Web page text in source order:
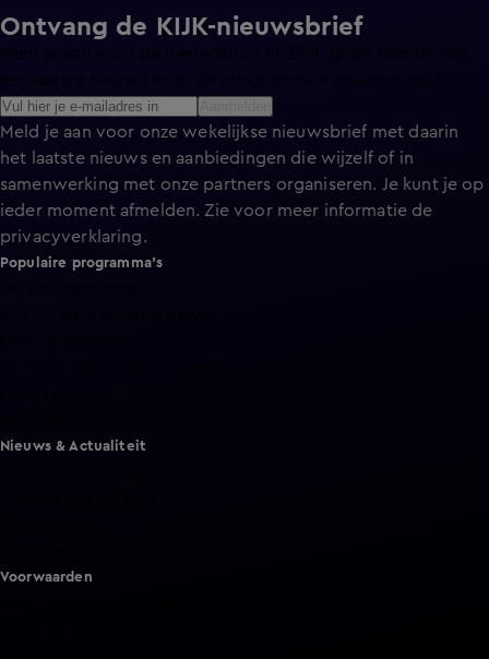
Ontvang de KIJK-nieuwsbrief
Meld je aan voor onze wekelijkse nieuwsbrief met daarin
het laatste nieuws en aanbiedingen die wijzelf of in
samenwerking met onze partners organiseren. Je kunt je op
ieder moment afmelden. Zie voor meer informatie de
privacyverklaring.
Populaire programma's
Nieuws & Actualiteit
Voorwaarden